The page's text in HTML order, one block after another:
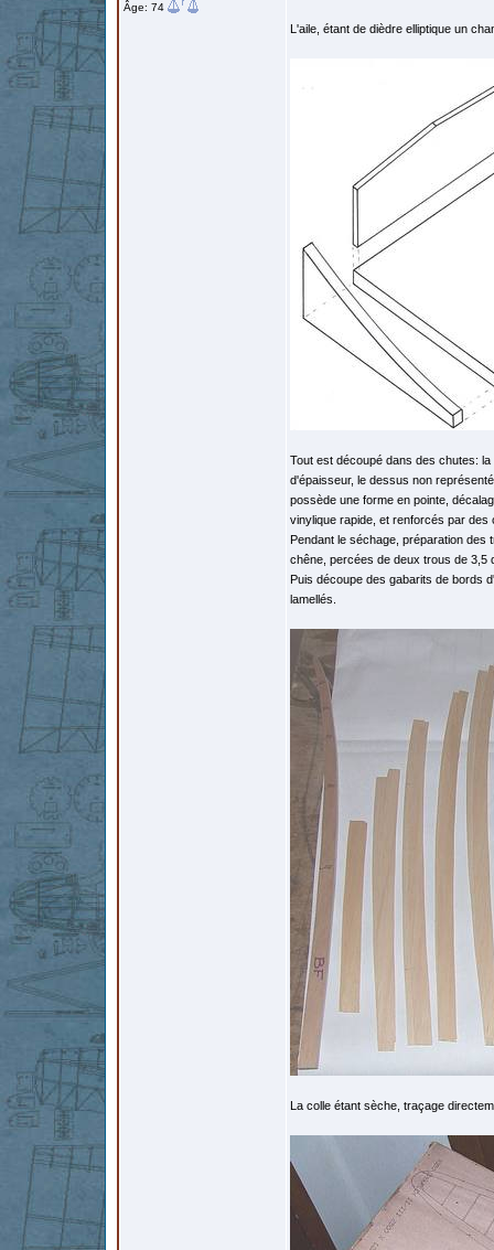
Âge: 74
L'aile, étant de dièdre elliptique un
Tout est découpé dans des chutes:
d'épaisseur, le dessus non
possède une forme en pointe,
vinylique rapide, et renforcés par des
Pendant le séchage, préparation
chêne, percées de deux trous de 3,5
Puis découpe des gabarits de bords
lamellés.
La colle étant sèche, traçage